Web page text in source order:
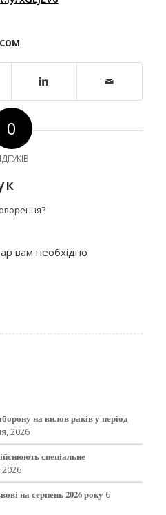
0
вам необхідно
на вилов раків у період
2026
спеціальне
на серпень 2026 року 6